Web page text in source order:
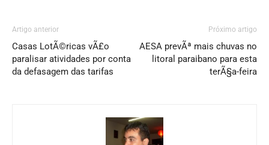
Artigo anterior
Casas LotÃ©ricas vÃ£o
paralisar atividades por conta
da defasagem das tarifas
Próximo artigo
AESA prevÃª mais chuvas no
litoral paraibano para esta
terÃ§a-feira